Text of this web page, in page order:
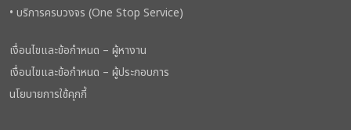
• บริการครบวงจร (One Stop Service)
เงื่อนไขและข้อกำหนด – ผู้หางาน
เงื่อนไขและข้อกำหนด – ผู้ประกอบการ
นโยบายการใช้คุกกี้